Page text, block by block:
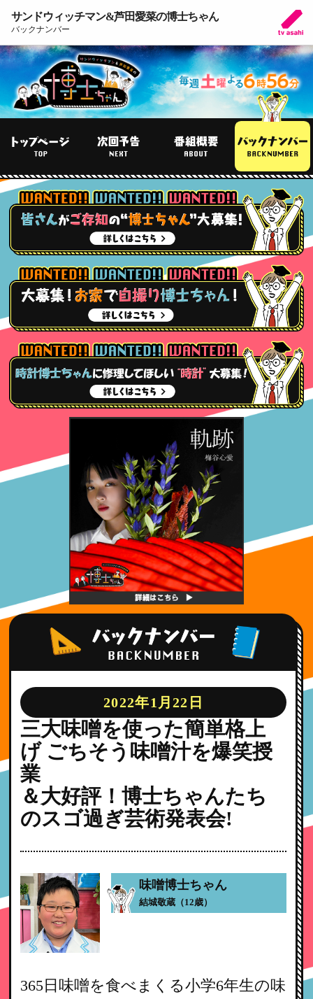
サンドウィッチマン&芦田愛菜の博士ちゃん
バックナンバー
2022年1月22日
三大味噌を使った簡単格上
げ ごちそう味噌汁を爆笑授
業
＆大好評！博士ちゃんたち
のスゴ過ぎ芸術発表会!
味噌博士ちゃん
結城敬蔵（12歳）
365日味噌を食べまくる小学6年生の味